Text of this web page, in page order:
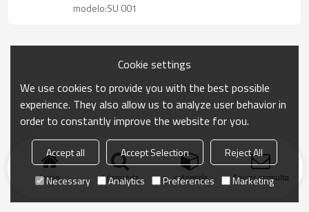
modelo:SU 001
Inicio búsqueda categoría Enviar consulta
Cookie settings
We use cookies to provide you with the best possible
experience. They also allow us to analyze user behavior in
order to constantly improve the website for you.
Accept all Accept Selection
Reject All
Necessary
Analytics Preferences Marketing